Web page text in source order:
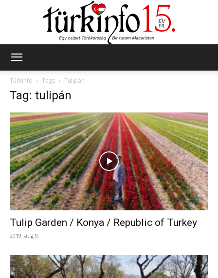
Türkinfo
Tags Tulipán
Tag: tulipán
Tulip Garden / Konya / Republic of Turkey
2019. aug 9.